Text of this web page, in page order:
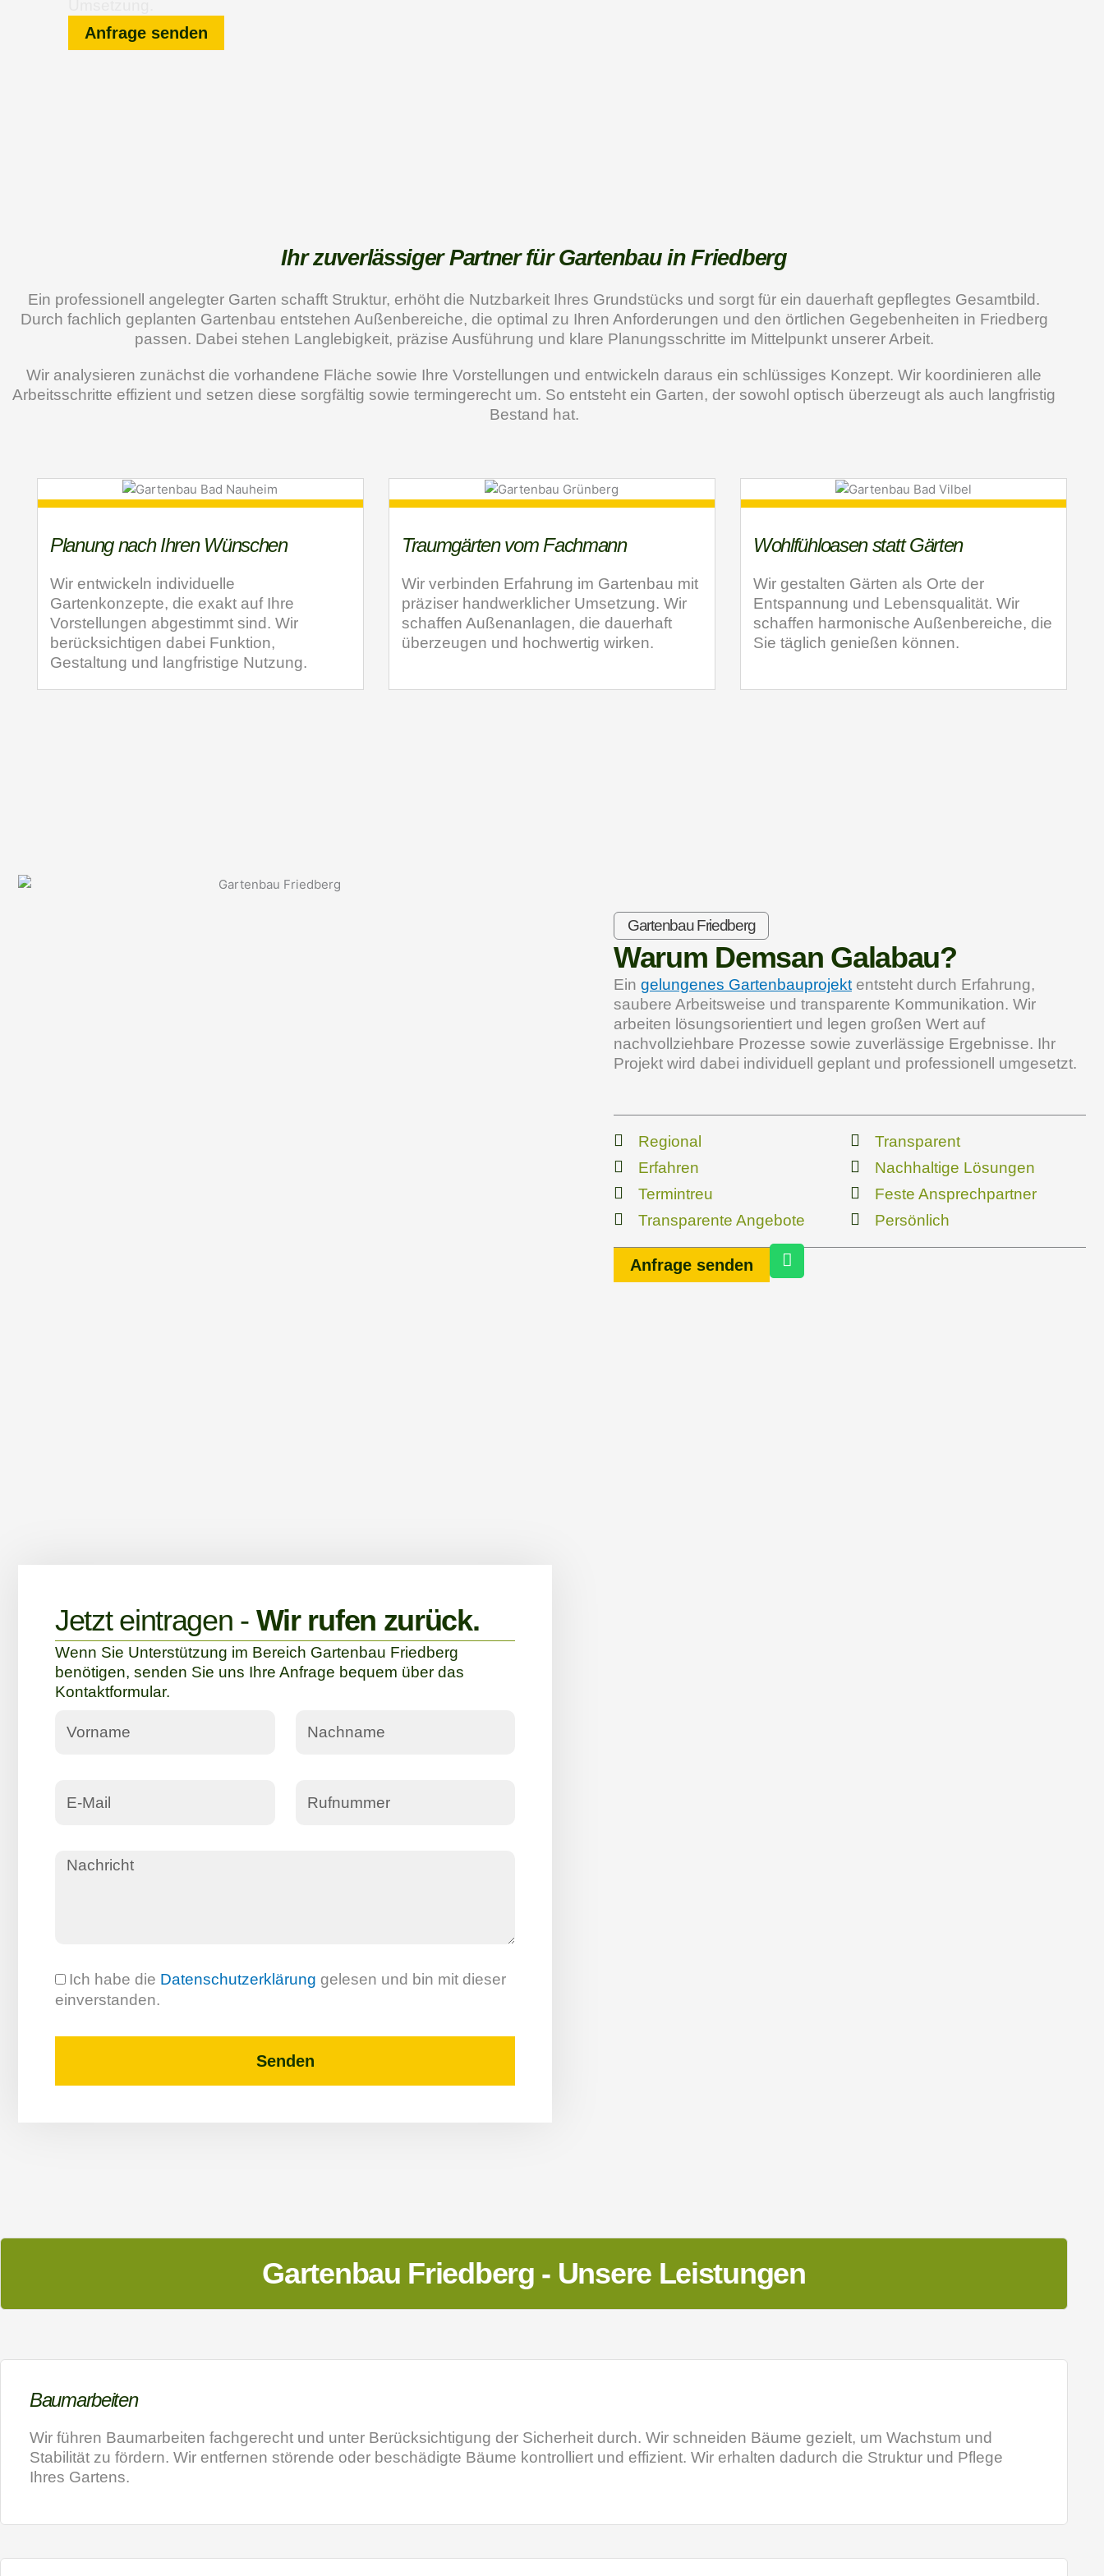
Anfrage senden
Ihr zuverlässiger Partner für Gartenbau in Friedberg
Ein professionell angelegter Garten schafft Struktur, erhöht die Nutzbarkeit Ihres Grundstücks und sorgt für ein dauerhaft gepflegtes Gesamtbild.
Durch fachlich geplanten Gartenbau entstehen Außenbereiche, die optimal zu Ihren Anforderungen und den örtlichen Gegebenheiten in Friedberg
passen. Dabei stehen Langlebigkeit, präzise Ausführung und klare Planungsschritte im Mittelpunkt unserer Arbeit.
Wir analysieren zunächst die vorhandene Fläche sowie Ihre Vorstellungen und entwickeln daraus ein schlüssiges Konzept. Wir koordinieren alle
Arbeitsschritte effizient und setzen diese sorgfältig sowie termingerecht um. So entsteht ein Garten, der sowohl optisch überzeugt als auch langfristig
Bestand hat.
Planung nach Ihren Wünschen
Wir entwickeln individuelle
Gartenkonzepte, die exakt auf Ihre
Vorstellungen abgestimmt sind. Wir
berücksichtigen dabei Funktion,
Gestaltung und langfristige Nutzung.
Traumgärten vom Fachmann
Wir verbinden Erfahrung im Gartenbau mit
präziser handwerklicher Umsetzung. Wir
schaffen Außenanlagen, die dauerhaft
überzeugen und hochwertig wirken.
Wohlfühloasen statt Gärten
Wir gestalten Gärten als Orte der
Entspannung und Lebensqualität. Wir
schaffen harmonische Außenbereiche, die
Sie täglich genießen können.
Gartenbau Friedberg
Warum Demsan Galabau?
Ein gelungenes Gartenbauprojekt entsteht durch Erfahrung,
saubere Arbeitsweise und transparente Kommunikation. Wir
arbeiten lösungsorientiert und legen großen Wert auf
nachvollziehbare Prozesse sowie zuverlässige Ergebnisse. Ihr
Projekt wird dabei individuell geplant und professionell umgesetzt.
Regional
Erfahren
Termintreu
Transparente Angebote
Transparent
Nachhaltige Lösungen
Feste Ansprechpartner
Persönlich
Anfrage senden
W
h
Jetzt eintragen - Wir rufen zurück.
Wenn Sie Unterstützung im Bereich Gartenbau Friedberg
benötigen, senden Sie uns Ihre Anfrage bequem über das
Kontaktformular.
Ich habe die Datenschutzerklärung gelesen und bin mit dieser
einverstanden.
Senden
:
Gartenbau Friedberg - Unsere Leistungen
Baumarbeiten
Wir führen Baumarbeiten fachgerecht und unter Berücksichtigung der Sicherheit durch. Wir schneiden Bäume gezielt, um Wachstum und
Stabilität zu fördern. Wir entfernen störende oder beschädigte Bäume kontrolliert und effizient. Wir erhalten dadurch die Struktur und Pflege
Ihres Gartens.